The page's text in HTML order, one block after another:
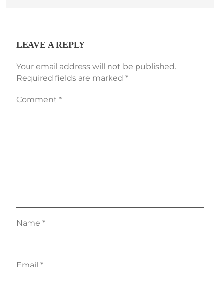
LEAVE A REPLY
Your email address will not be published.
Required fields are marked *
Comment *
Name *
Email *